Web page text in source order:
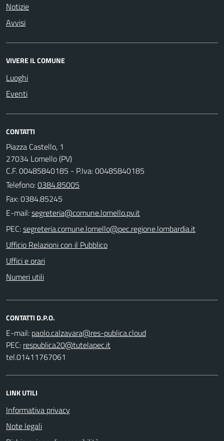
Notizie
Avvisi
VIVERE IL COMUNE
Luoghi
Eventi
CONTATTI
Piazza Castello, 1
27034 Lomello (PV)
C.F. 00485840185 - P.Iva: 00485840185
Telefono:0384.85005
Fax: 0384.85245
E-mail:
PEC:
Ufficio Relazioni con il Pubblico
Uffici e orari
Numeri utili
CONTATTI D.P.O.
E-mail:
PEC:
tel.01411767061
LINK UTILI
Informativa privacy
Note legali